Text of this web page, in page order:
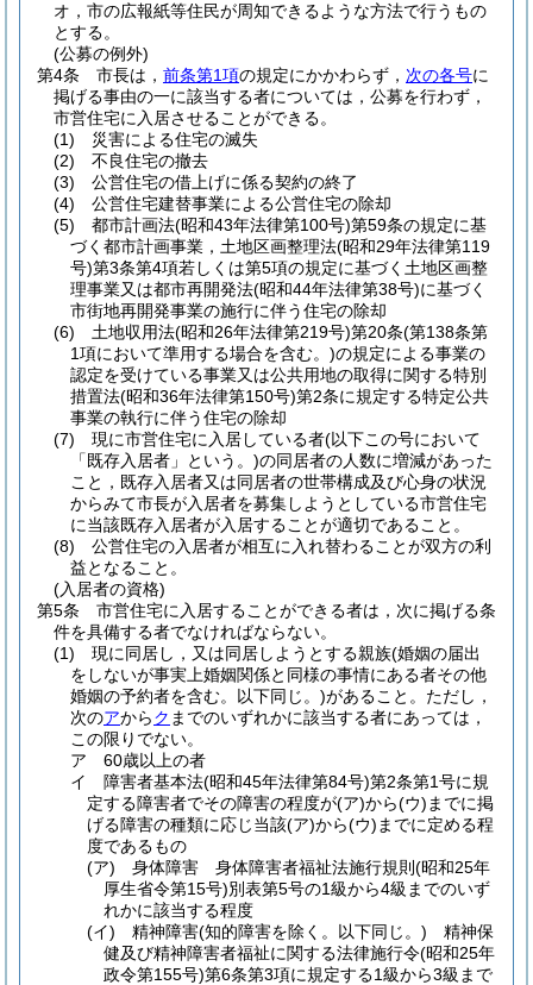
オ，市の広報紙等住民が周知できるような方法で行うもの
とする。
(公募の例外)
第4条
市長は， 前条第1項の規定にかかわらず， 次の各号に
掲げる事由の一に該当する者については，公募を行わず，
市営住宅に入居させることができる。
(1)
災害による住宅の滅失
(2)
不良住宅の撤去
(3)
公営住宅の借上げに係る契約の終了
(4)
公営住宅建替事業による公営住宅の除却
(5)
都市計画法(昭和43年法律第100号)第59条の規定に基
づく都市計画事業，土地区画整理法(昭和29年法律第119
号)第3条第4項若しくは第5項の規定に基づく土地区画整
理事業又は都市再開発法(昭和44年法律第38号)に基づく
市街地再開発事業の施行に伴う住宅の除却
(6)
土地収用法(昭和26年法律第219号)第20条(第138条第
1項において準用する場合を含む。)の規定による事業の
認定を受けている事業又は公共用地の取得に関する特別
措置法(昭和36年法律第150号)第2条に規定する特定公共
事業の執行に伴う住宅の除却
(7)
現に市営住宅に入居している者(以下この号において
「既存入居者」という。)の同居者の人数に増減があった
こと，既存入居者又は同居者の世帯構成及び心身の状況
からみて市長が入居者を募集しようとしている市営住宅
に当該既存入居者が入居することが適切であること。
(8)
公営住宅の入居者が相互に入れ替わることが双方の利
益となること。
(入居者の資格)
第5条
市営住宅に入居することができる者は，次に掲げる条
件を具備する者でなければならない。
(1)
現に同居し，又は同居しようとする親族(婚姻の届出
をしないが事実上婚姻関係と同様の事情にある者その他
婚姻の予約者を含む。以下同じ。)があること。 ただし，
次のアからク までのいずれかに該当する者にあっては，
この限りでない。
ア
60歳以上の者
イ
障害者基本法(昭和45年法律第84号)第2条第1号に規
定する障害者でその障害の程度が(ア)から(ウ) までに掲
げる障害の種類に応じ当該(ア)から(ウ) までに定める程
度であるもの
(ア)
身体障害 身体障害者福祉法施行規則(昭和25年
厚生省令第15号)別表第5号の1級から4級までのいず
れかに該当する程度
(イ)
精神障害(知的障害を除く。以下同じ。) 精神保
健及び精神障害者福祉に関する法律施行令(昭和25年
政令第155号)第6条第3項に規定する1級から3級まで